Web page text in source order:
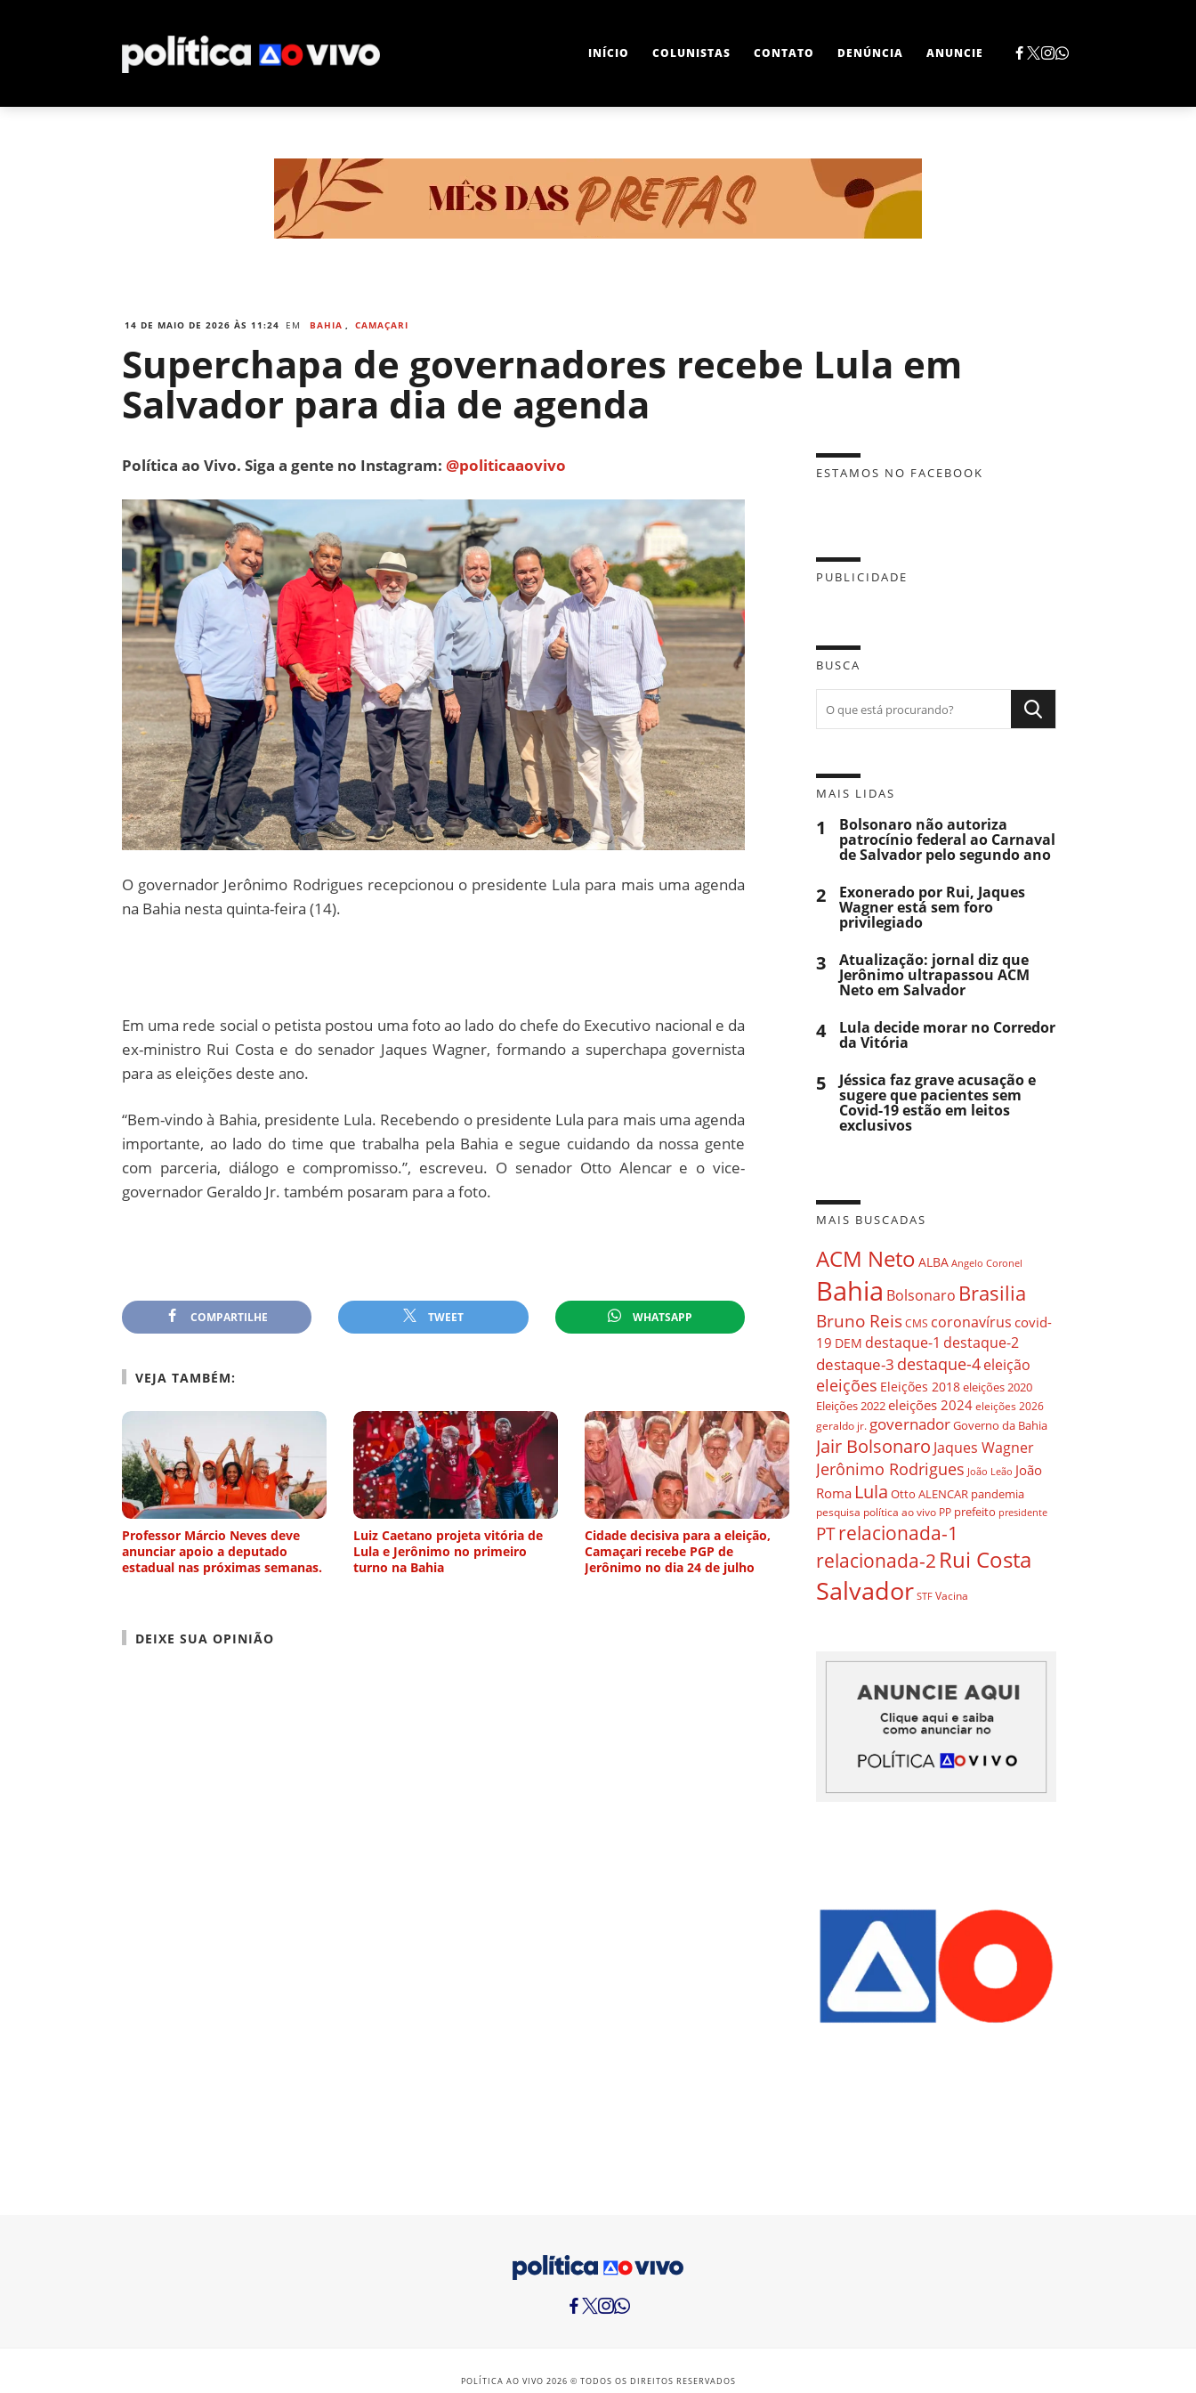
INÍCIO COLUNISTAS CONTATO DENÚNCIA ANUNCIE
14 DE MAIO DE 2026 ÀS 11:24 EM BAHIA , CAMAÇARI
Superchapa de governadores recebe Lula em
Salvador para dia de agenda
Política ao Vivo. Siga a gente no Instagram: @politicaaovivo
O governador Jerônimo Rodrigues recepcionou o presidente Lula para mais uma agenda
na Bahia nesta quinta-feira (14).
Em uma rede social o petista postou uma foto ao lado do chefe do Executivo nacional e da
ex-ministro Rui Costa e do senador Jaques Wagner, formando a superchapa governista
para as eleições deste ano.
“Bem-vindo à Bahia, presidente Lula. Recebendo o presidente Lula para mais uma agenda
importante, ao lado do time que trabalha pela Bahia e segue cuidando da nossa gente
com parceria, diálogo e compromisso.”, escreveu. O senador Otto Alencar e o vice-
governador Geraldo Jr. também posaram para a foto.
COMPARTILHE TWEET WHATSAPP
VEJA TAMBÉM:
Professor Márcio Neves deve
anunciar apoio a deputado
estadual nas próximas semanas.
Luiz Caetano projeta vitória de
Lula e Jerônimo no primeiro
turno na Bahia
Cidade decisiva para a eleição,
Camaçari recebe PGP de
Jerônimo no dia 24 de julho
DEIXE SUA OPINIÃO
ESTAMOS NO FACEBOOK
PUBLICIDADE
BUSCA
MAIS LIDAS
1 Bolsonaro não autoriza
patrocínio federal ao Carnaval
de Salvador pelo segundo ano
2 Exonerado por Rui, Jaques
Wagner está sem foro
privilegiado
3 Atualização: jornal diz que
Jerônimo ultrapassou ACM
Neto em Salvador
4 Lula decide morar no Corredor
da Vitória
5 Jéssica faz grave acusação e
sugere que pacientes sem
Covid-19 estão em leitos
exclusivos
MAIS BUSCADAS
ACM Neto ALBA Angelo Coronel
Bahia Bolsonaro Brasilia
Bruno ReisCMS coronavírus covid-
19 DEM destaque-1 destaque-2
destaque-3 destaque-4eleição
eleições Eleições 2018eleições 2020
Eleições 2022eleições 2024 eleições 2026
geraldo jr. governadorGoverno da Bahia
Jair Bolsonaro Jaques Wagner
Jerônimo Rodrigues João Leão João
Roma Lula Otto ALENCAR pandemia
pesquisa política ao vivo PP prefeito presidente
PTrelacionada-1
relacionada-2 Rui Costa
Salvador STF Vacina
POLÍTICA AO VIVO 2026 © TODOS OS DIREITOS RESERVADOS